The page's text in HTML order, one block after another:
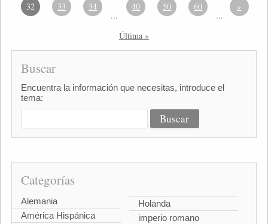
32 33 34
...
40 50 60
...
»
Última »
Buscar
Encuentra la información que necesitas, introduce el
tema:
Categorías
Alemania
América Hispánica
Holanda
imperio romano